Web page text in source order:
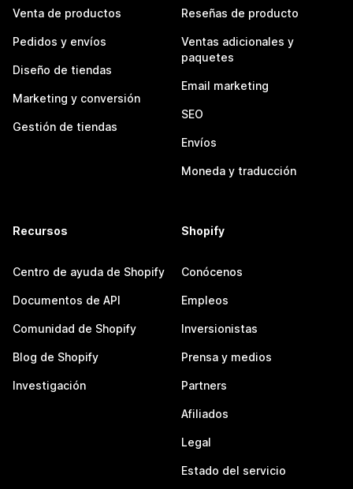
Venta de productos
Pedidos y envíos
Diseño de tiendas
Marketing y conversión
Gestión de tiendas
Reseñas de producto
Ventas adicionales y
paquetes
Email marketing
SEO
Envíos
Moneda y traducción
Recursos
Centro de ayuda de Shopify
Documentos de API
Comunidad de Shopify
Blog de Shopify
Investigación
Shopify
Conócenos
Empleos
Inversionistas
Prensa y medios
Partners
Afiliados
Legal
Estado del servicio